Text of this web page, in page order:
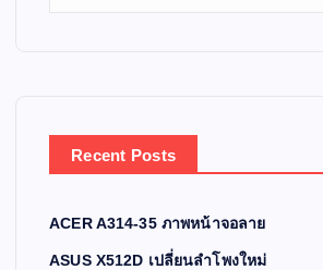
Recent Posts
ACER A314-35 ภาพหน้าจอลาย
ASUS X512D เปลี่ยนลำโพงใหม่